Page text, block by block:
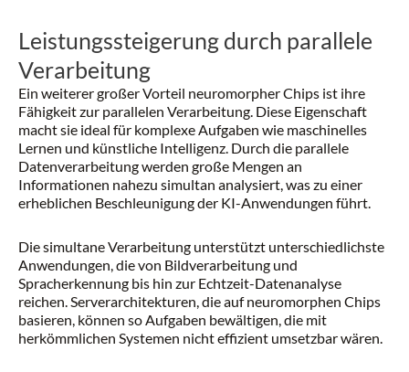
Leistungssteigerung durch parallele
Verarbeitung
Ein weiterer großer Vorteil neuromorpher Chips ist ihre
Fähigkeit zur parallelen Verarbeitung. Diese Eigenschaft
macht sie ideal für komplexe Aufgaben wie maschinelles
Lernen und künstliche Intelligenz. Durch die parallele
Datenverarbeitung werden große Mengen an
Informationen nahezu simultan analysiert, was zu einer
erheblichen Beschleunigung der KI-Anwendungen führt.
Die simultane Verarbeitung unterstützt unterschiedlichste
Anwendungen, die von Bildverarbeitung und
Spracherkennung bis hin zur Echtzeit-Datenanalyse
reichen. Serverarchitekturen, die auf neuromorphen Chips
basieren, können so Aufgaben bewältigen, die mit
herkömmlichen Systemen nicht effizient umsetzbar wären.